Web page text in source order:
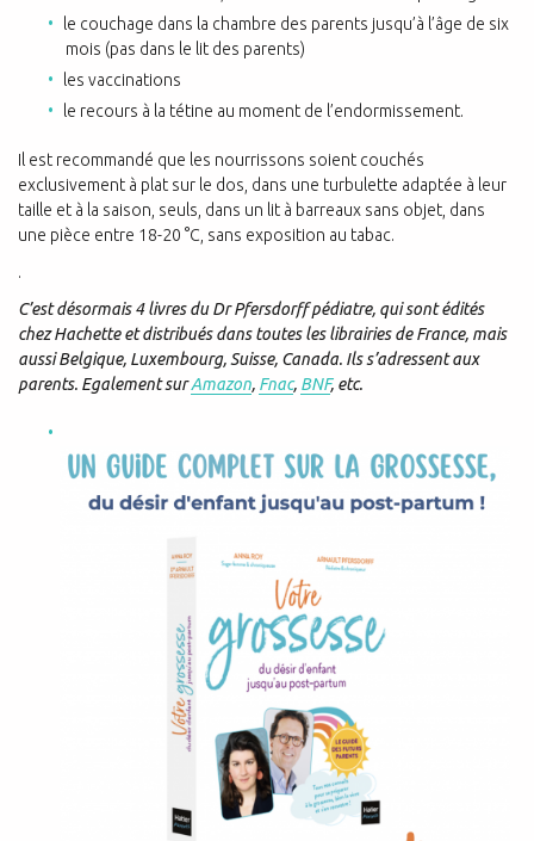
le couchage dans la chambre des parents jusqu’à l’âge de six
mois (pas dans le lit des parents)
les vaccinations
le recours à la tétine au moment de l’endormissement.
Il est recommandé que les nourrissons soient couchés
exclusivement à plat sur le dos, dans une turbulette adaptée à leur
taille et à la saison, seuls, dans un lit à barreaux sans objet, dans
une pièce entre 18-20 °C, sans exposition au tabac.
.
C’est désormais 4 livres du Dr Pfersdorff pédiatre, qui sont édités
chez Hachette et distribués dans toutes les librairies de France, mais
aussi Belgique, Luxembourg, Suisse, Canada. Ils s’adressent aux
parents. Egalement surAmazon, Fnac, BNF, etc.